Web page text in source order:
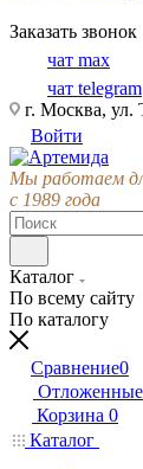
Заказать звонок
чат max
чат telegram
г. Москва, ул.
Войти
Мы работаем
с 1989 года
Каталог
По всему сайту
По каталогу
Сравнение0
Отложенные
Корзина 0
Каталог